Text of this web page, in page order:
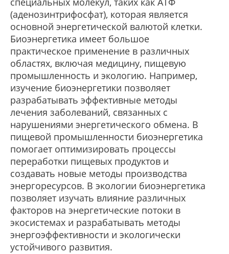
(аденозинтрифосфат), которая является
основной энергетической валютой клетки.
Биоэнергетика имеет большое
практическое применение в различных
областях, включая медицину, пищевую
промышленность и экологию. Например,
изучение биоэнергетики позволяет
разрабатывать эффективные методы
лечения заболеваний, связанных с
нарушениями энергетического обмена. В
пищевой промышленности биоэнергетика
помогает оптимизировать процессы
переработки пищевых продуктов и
создавать новые методы производства
энергоресурсов. В экологии биоэнергетика
позволяет изучать влияние различных
факторов на энергетические потоки в
экосистемах и разрабатывать методы
энергоэффективности и экологически
устойчивого развития.